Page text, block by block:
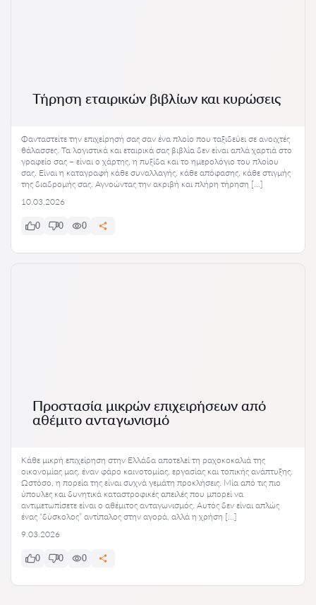
Τήρηση εταιρικών βιβλίων και κυρώσεις
Φανταστείτε την επιχείρησή σας σαν ένα πλοίο που ταξιδεύει σε ανοιχτές
θάλασσες. Τα λογιστικά και εταιρικά σας βιβλία δεν είναι απλά χαρτιά στο
γραφείο σας – είναι ο χάρτης, η πυξίδα και το ημερολόγιο του πλοίου
σας. Είναι η καταγραφή κάθε συναλλαγής, κάθε απόφασης, κάθε στιγμής
της διαδρομής σας. Αγνοώντας την ακριβή και πλήρη τήρηση […]
10.03.2026
0 0 0
Προστασία μικρών επιχειρήσεων από
αθέμιτο ανταγωνισμό
Κάθε μικρή επιχείρηση στην Ελλάδα αποτελεί τη ραχοκοκαλιά της
οικονομίας μας, έναν φάρο καινοτομίας, εργασίας και τοπικής ανάπτυξης.
Ωστόσο, η πορεία της είναι συχνά γεμάτη προκλήσεις. Μία από τις πιο
ύπουλες και δυνητικά καταστροφικές απειλές που μπορεί να
αντιμετωπίσετε είναι ο αθέμιτος ανταγωνισμός. Αυτός δεν είναι απλώς
ένας “δύσκολος” αντίπαλος στην αγορά, αλλά η χρήση […]
9.03.2026
0 0 0